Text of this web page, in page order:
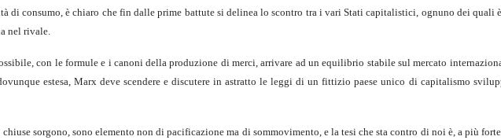
di consumo, è chiaro che fin dalle prime battute si delinea lo scontro tra i vari Stati capitalistici, ognuno dei quali
nel rivale.
con le formule e i canoni della produzione di merci, arrivare ad un equilibrio stabile sul mercato
estesa, Marx deve scendere e discutere in astratto le leggi di un fittizio paese unico di capitalismo
sorgono, sono elemento non di pacificazione ma di sommovimento, e la tesi che sta contro di noi è, a più